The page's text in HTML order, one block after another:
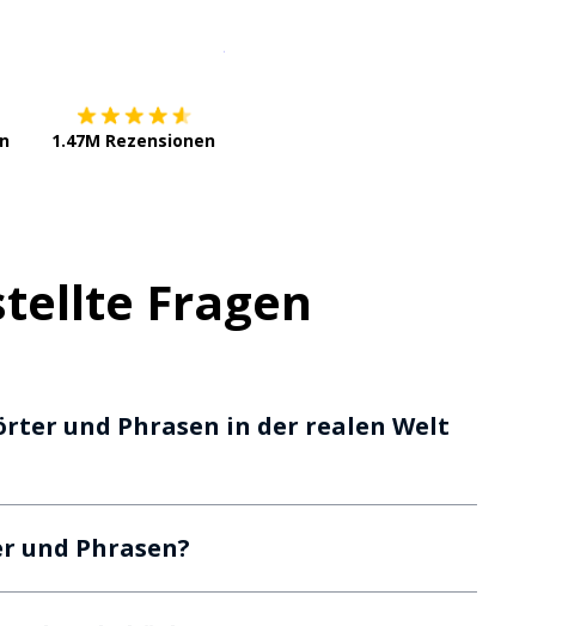
1.47M Rezensionen
Fragen
und Phrasen in der realen Welt
und Phrasen?